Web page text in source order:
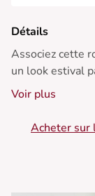
Détails
Associez cette
un look estival
• Robe longue
• Manches
Voir plus
Acheter sur